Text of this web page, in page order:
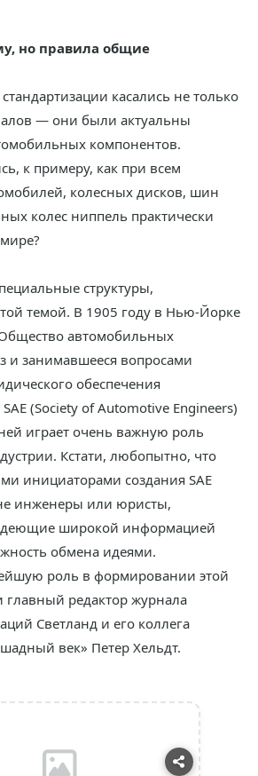
но правила общие
касались не только
— они были актуальны
компонентов.
к примеру, как при всем
колесных дисков, шин
колес ниппель практически
структуры,
темой. В 1905 году в Нью-Йорке
автомобильных
и занимавшееся вопросами
обеспечения
(Society of Automotive Engineers)
играет очень важную роль
Кстати, любопытно, что
инициаторами создания SAE
инженеры или юристы,
широкой информацией
обмена идеями.
роль в формировании этой
главный редактор журнала
Светланд и его коллега
век» Петер Хельдт.